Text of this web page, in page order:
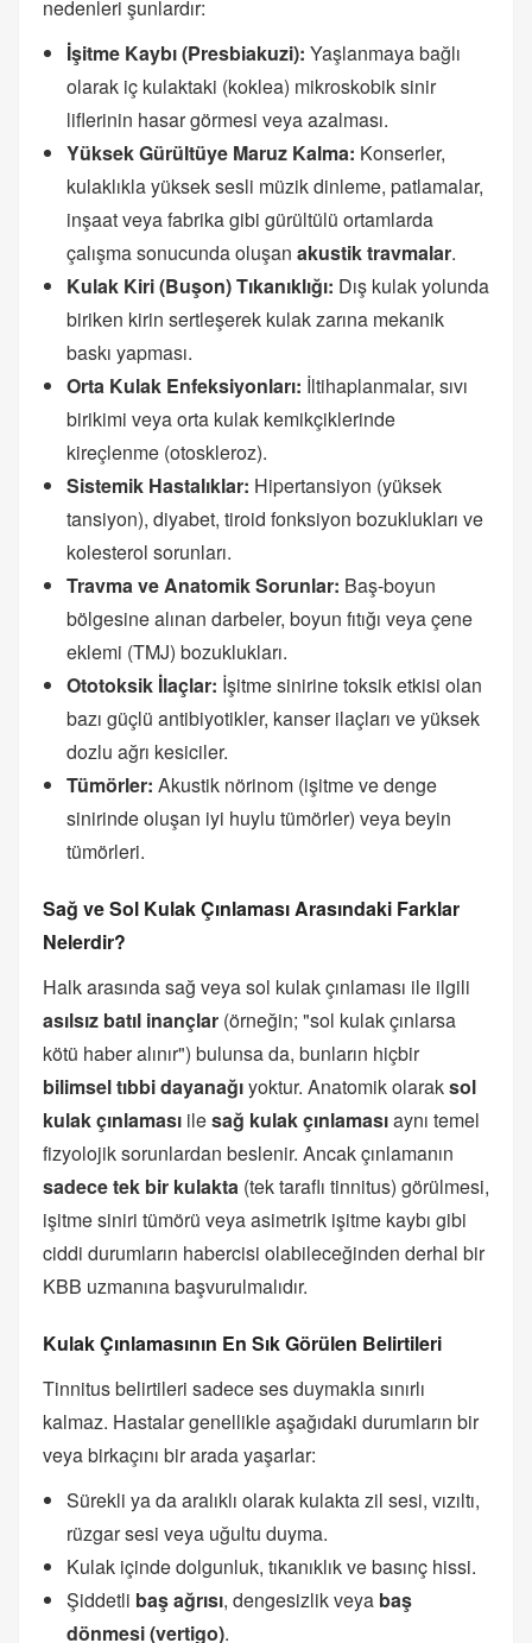
nedenleri şunlardır:
İşitme Kaybı (Presbiakuzi): Yaşlanmaya bağlı
olarak iç kulaktaki (koklea) mikroskobik sinir
liflerinin hasar görmesi veya azalması.
Yüksek Gürültüye Maruz Kalma: Konserler,
kulaklıkla yüksek sesli müzik dinleme, patlamalar,
inşaat veya fabrika gibi gürültülü ortamlarda
çalışma sonucunda oluşan akustik travmalar.
Kulak Kiri (Buşon) Tıkanıklığı: Dış kulak yolunda
biriken kirin sertleşerek kulak zarına mekanik
baskı yapması.
Orta Kulak Enfeksiyonları: İltihaplanmalar, sıvı
birikimi veya orta kulak kemikçiklerinde
kireçlenme (otoskleroz).
Sistemik Hastalıklar: Hipertansiyon (yüksek
tansiyon), diyabet, tiroid fonksiyon bozuklukları ve
kolesterol sorunları.
Travma ve Anatomik Sorunlar: Baş-boyun
bölgesine alınan darbeler, boyun fıtığı veya çene
eklemi (TMJ) bozuklukları.
Ototoksik İlaçlar: İşitme sinirine toksik etkisi olan
bazı güçlü antibiyotikler, kanser ilaçları ve yüksek
dozlu ağrı kesiciler.
Tümörler: Akustik nörinom (işitme ve denge
sinirinde oluşan iyi huylu tümörler) veya beyin
tümörleri.
Sağ ve Sol Kulak Çınlaması Arasındaki Farklar
Nelerdir?
Halk arasında sağ veya sol kulak çınlaması ile ilgili
asılsız batıl inançlar (örneğin; "sol kulak çınlarsa
kötü haber alınır") bulunsa da, bunların hiçbir
bilimsel tıbbi dayanağıyoktur. Anatomik olaraksol
kulak çınlaması ilesağ kulak çınlamasıaynı temel
fizyolojik sorunlardan beslenir. Ancak çınlamanın
sadece tek bir kulakta (tek taraflı tinnitus) görülmesi,
işitme siniri tümörü veya asimetrik işitme kaybı gibi
ciddi durumların habercisi olabileceğinden derhal bir
KBB uzmanına başvurulmalıdır.
Kulak Çınlamasının En Sık Görülen Belirtileri
Tinnitus belirtileri sadece ses duymakla sınırlı
kalmaz. Hastalar genellikle aşağıdaki durumların bir
veya birkaçını bir arada yaşarlar:
Sürekli ya da aralıklı olarak kulakta zil sesi, vızıltı,
rüzgar sesi veya uğultu duyma.
Kulak içinde dolgunluk, tıkanıklık ve basınç hissi.
Şiddetli baş ağrısı, dengesizlik veya baş
dönmesi (vertigo).